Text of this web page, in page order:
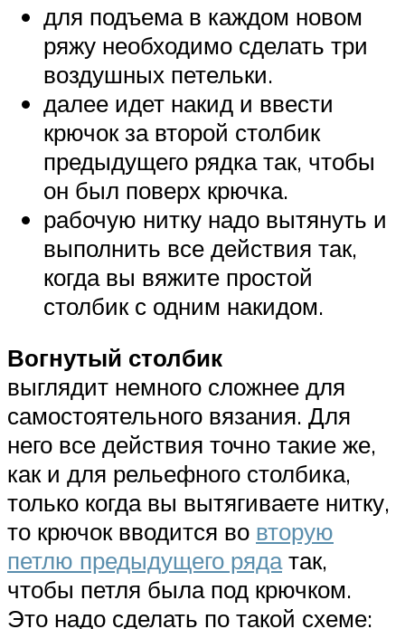
для подъема в каждом новом
ряжу необходимо сделать три
воздушных петельки.
далее идет накид и ввести
крючок за второй столбик
предыдущего рядка так, чтобы
он был поверх крючка.
рабочую нитку надо вытянуть и
выполнить все действия так,
когда вы вяжите простой
столбик с одним накидом.
Вогнутый столбик
выглядит немного сложнее для
самостоятельного вязания. Для
него все действия точно такие же,
как и для рельефного столбика,
только когда вы вытягиваете нитку,
то крючок вводится во вторую
петлю предыдущего рядатак,
чтобы петля была под крючком.
Это надо сделать по такой схеме: